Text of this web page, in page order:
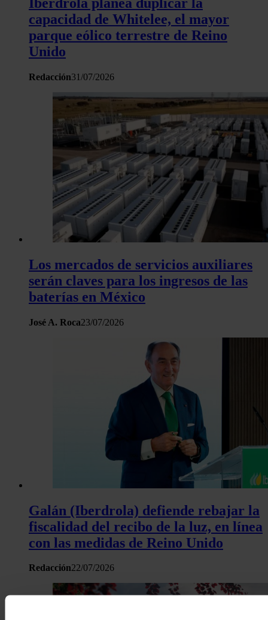
capacidad de Whitelee, el mayor
parque eólico terrestre de Reino
Unido
Redacción31/07/2026
Los mercados de servicios auxiliares
serán claves para los ingresos de las
baterías en México
José A. Roca23/07/2026
Galán (Iberdrola) defiende rebajar la
fiscalidad del recibo de la luz, en línea
con las medidas de Reino Unido
Redacción22/07/2026